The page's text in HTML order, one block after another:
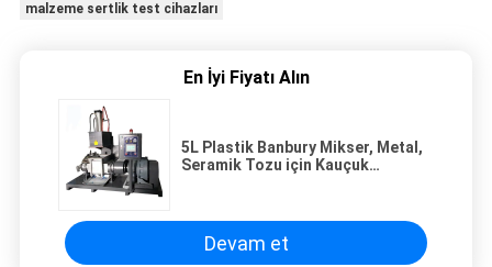
malzeme sertlik test cihazları
En İyi Fiyatı Alın
5L Plastik Banbury Mikser, Metal,
Seramik Tozu için Kauçuk
Devam et